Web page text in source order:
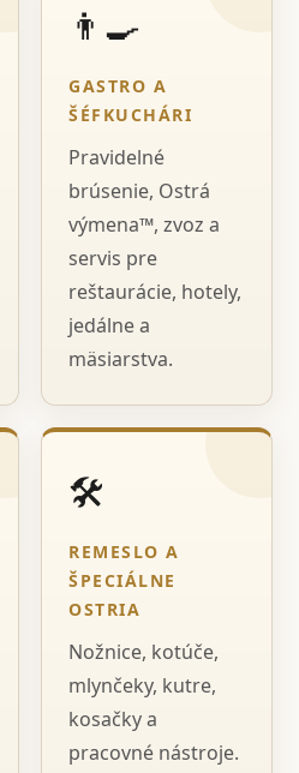
👨‍🍳
GASTRO A
ŠÉFKUCHÁRI
Pravidelné
brúsenie, Ostrá
výmena™, zvoz a
servis pre
reštaurácie, hotely,
jedálne a
mäsiarstva.
🛠️
REMESLO A
ŠPECIÁLNE
OSTRIA
Nožnice, kotúče,
mlynčeky, kutre,
kosačky a
pracovné nástroje.